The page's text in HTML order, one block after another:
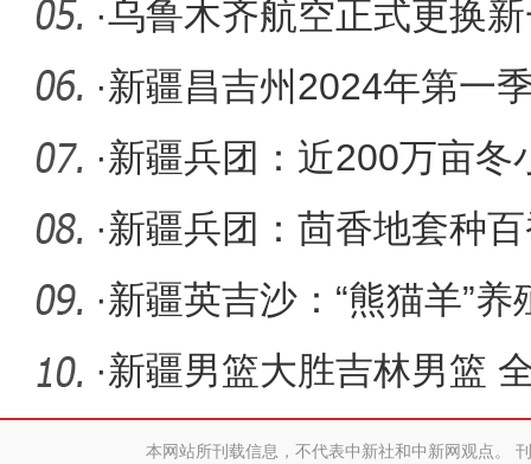
会签署合
·乌鲁木齐航空正式更换
·新疆昌吉州2024年第一
摩会召开
·新疆兵团：近200万亩冬
良好
·新疆兵团：茴香地套种
富路
·新疆英吉沙：“熊猫羊”
·新疆男篮大胜吉林男篮
新高本网站所刊载信息，不代表中新社和中新网观点。